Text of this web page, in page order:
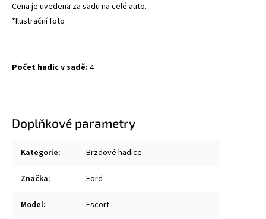
Cena je uvedena za sadu na celé auto.
*Ilustrační foto
Počet hadic v sadě: 4
Doplňkové parametry
Kategorie: Brzdové hadice
Značka: Ford
Model: Escort